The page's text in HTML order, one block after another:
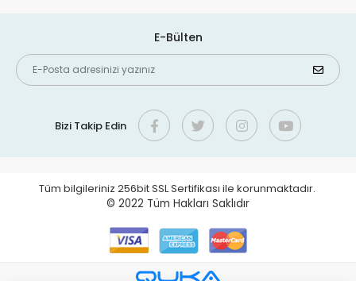
E-Bülten
Bizi Takip Edin
Tüm bilgileriniz 256bit SSL Sertifikası ile korunmaktadır.
© 2022 Tüm Hakları Saklıdır